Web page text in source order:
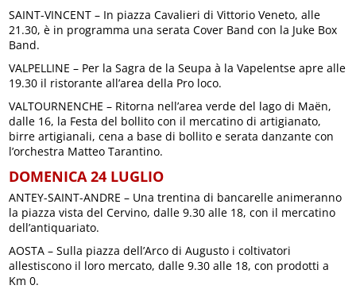
SAINT-VINCENT – In piazza Cavalieri di Vittorio Veneto, alle
21.30, è in programma una serata Cover Band con la Juke Box
Band.
VALPELLINE – Per la Sagra de la Seupa à la Vapelentse apre alle
19.30 il ristorante all’area della Pro loco.
VALTOURNENCHE – Ritorna nell’area verde del lago di Maën,
dalle 16, la Festa del bollito con il mercatino di artigianato,
birre artigianali, cena a base di bollito e serata danzante con
l’orchestra Matteo Tarantino.
DOMENICA 24 LUGLIO
ANTEY-SAINT-ANDRE – Una trentina di bancarelle animeranno
la piazza vista del Cervino, dalle 9.30 alle 18, con il mercatino
dell’antiquariato.
AOSTA – Sulla piazza dell’Arco di Augusto i coltivatori
allestiscono il loro mercato, dalle 9.30 alle 18, con prodotti a
Km 0.